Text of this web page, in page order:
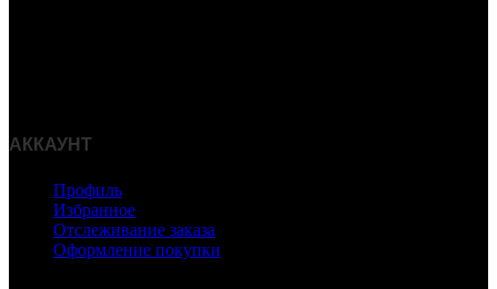
АККАУНТ
Профиль
Избранное
Отслеживание заказа
Оформление покупки